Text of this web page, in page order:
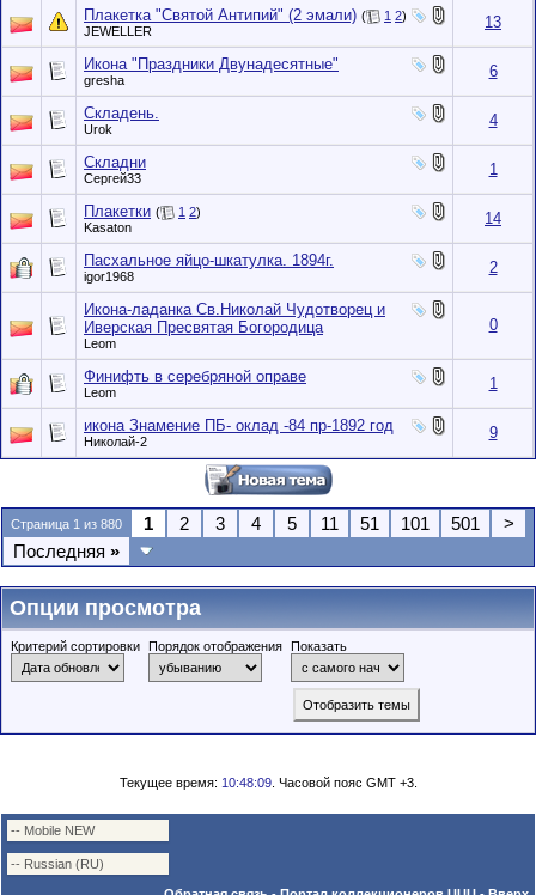
Плакетка "Святой Антипий" (2 эмали) ( 1 2)
JEWELLER
13
Икона "Праздники Двунадесятные"
gresha 6
Складень.
Urok 4
Складни
Сергей33 1
Плакетки ( 1 2)
Kasaton
14
Пасхальное яйцо-шкатулка. 1894г.
igor1968 2
Икона-ладанка Св.Николай Чудотворец и
Иверская Пресвятая Богородица
Leom
0
Финифть в серебряной оправе
Leom 1
икона Знамение ПБ- оклад -84 пр-1892 год
Николай-2 9
Страница 1 из 880 1 2 3 4 5 11 51 101 501
>
Последняя »
Опции просмотра
Критерий сортировки Порядок отображения Показать
Текущее время: 10:48:09. Часовой пояс GMT +3.